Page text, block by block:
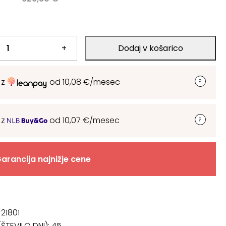
+ Dodaj v košarico
od 10,08 €/mesec
od 10,07 €/mesec
najnižje cene